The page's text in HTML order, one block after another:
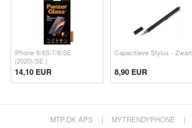
iPhone 6/6S/7/8/SE
(2020)/SE (
14,10 EUR
Capacitieve Stylus - Zwart
8,90 EUR
MTP.DK APS | MYTRENDYPHONE |